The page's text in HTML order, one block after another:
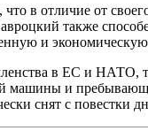
в отличие от
также
и
в ЕС и НАТО,
машины и
снят с повестки